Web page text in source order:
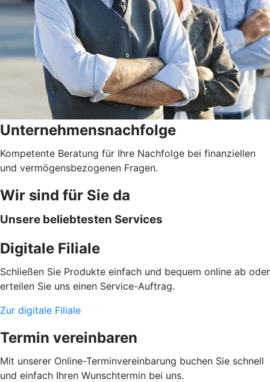
Unternehmensnachfolge
Kompetente Beratung für Ihre Nachfolge bei finanziellen
und vermögensbezogenen Fragen.
Wir sind für Sie da
Unsere beliebtesten Services
Digitale Filiale
Schließen Sie Produkte einfach und bequem online ab oder
erteilen Sie uns einen Service-Auftrag.
Zur digitale Filiale
Termin vereinbaren
Mit unserer Online-Terminvereinbarung buchen Sie schnell
und einfach Ihren Wunschtermin bei uns.